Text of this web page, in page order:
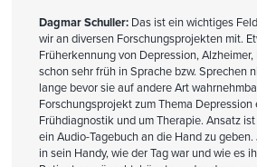
Dagmar Schuller:Das ist ein wichtiges
wir an diversen Forschungsprojekten mit.
Früherkennung von Depression,
schon sehr früh in Sprache bzw. Sprechen
lange bevor sie auf andere Art
Forschungsprojekt zum Thema Depression
Frühdiagnostik und um Therapie. Ansatz
ein Audio-Tagebuch an die Hand zu
in sein Handy, wie der Tag war und wie es